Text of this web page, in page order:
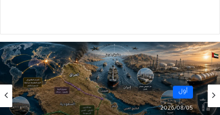
أول
2026/08/05